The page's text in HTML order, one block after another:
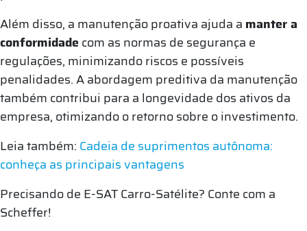
Além disso, a manutenção proativa ajuda a manter a
conformidadecom as normas de segurança e
regulações, minimizando riscos e possíveis
penalidades. A abordagem preditiva da manutenção
também contribui para a longevidade dos ativos da
empresa, otimizando o retorno sobre o investimento.
Leia também: Cadeia de suprimentos autônoma:
conheça as principais vantagens
Precisando de E-SAT Carro-Satélite? Conte com a
Scheffer!